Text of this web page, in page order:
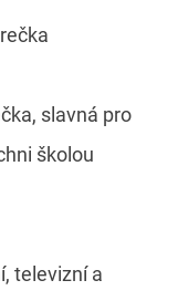
slavná pro
školou
televizní a